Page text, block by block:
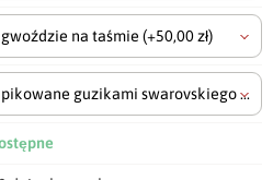
gwoździe na taśmie (+50,00 zł)
pikowane guzikami swarovskiego